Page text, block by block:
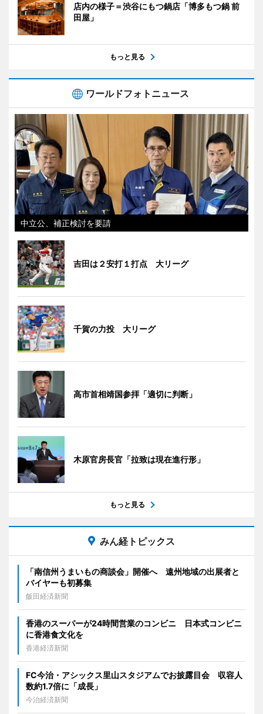
店内の様子＝渋谷にもつ鍋店「博多もつ鍋 前
田屋」
もっと見る
ワールドフォトニュース
中立公、補正検討を要請
吉田は２安打１打点 大リーグ
千賀の力投 大リーグ
高市首相靖国参拝「適切に判断」
木原官房長官「拉致は現在進行形」
もっと見る
みん経トピックス
「南信州うまいもの商談会」開催へ 遠州地域の出展者と
バイヤーも初募集
飯田経済新聞
香港のスーパーが24時間営業のコンビニ 日本式コンビニ
に香港食文化を
香港経済新聞
FC今治・アシックス里山スタジアムでお披露目会 収容人
数約1.7倍に「成長」
今治経済新聞